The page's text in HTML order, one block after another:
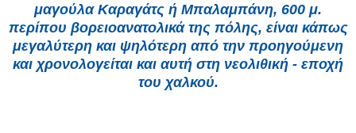
μαγούλα Καραγάτς ή Μπαλαμπάνη, 600 μ.
περίπου βορειοανατολικά της πόλης, είναι κάπως
μεγαλύτερη και ψηλότερη από την προηγούμενη
και χρονολογείται και αυτή στη νεολιθική - εποχή
του χαλκού.